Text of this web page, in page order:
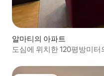
알마티의 아파트
도심에 위치한 120평방미